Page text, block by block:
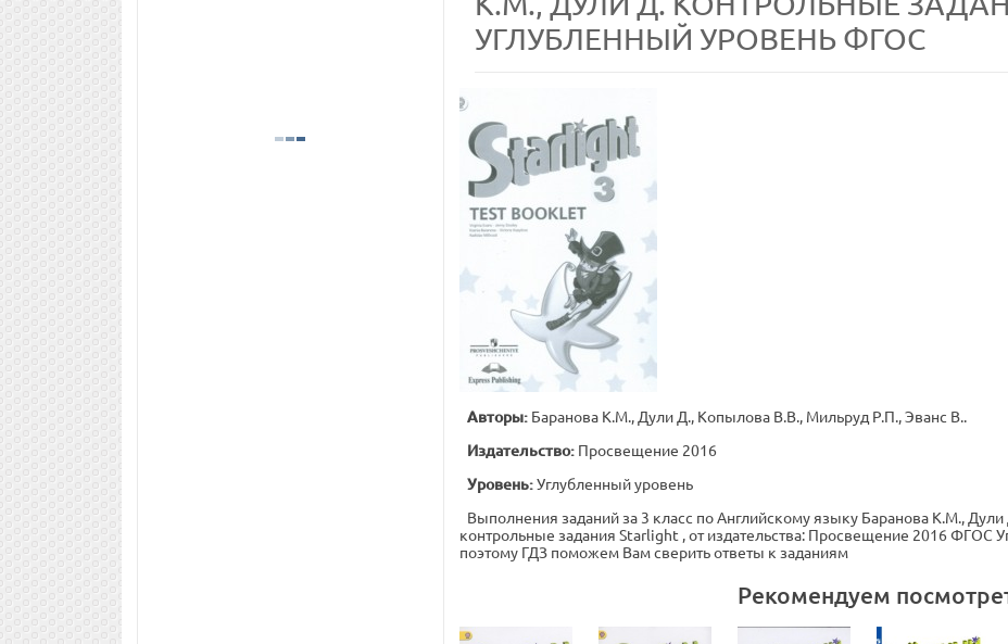
УГЛУБЛЕННЫЙ УРОВЕНЬ ФГОС
Авторы: Баранова К.М., Дули Д., Копылова В.В., Мильруд Р.П., Эванс В..
Издательство: Просвещение 2016
Уровень:Углубленный уровень
Выполнения заданий за 3 класс по Английскому языку Баранова К.М.,
контрольные задания Starlight , от издательства: Просвещение 2016 ФГОС
поэтому ГДЗ поможем Вам сверить ответы к заданиям
Рекомендуем